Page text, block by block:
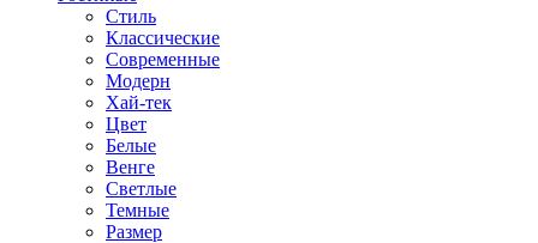
Стиль
Классические
Современные
Модерн
Хай-тек
Цвет
Белые
Венге
Светлые
Темные
Размер